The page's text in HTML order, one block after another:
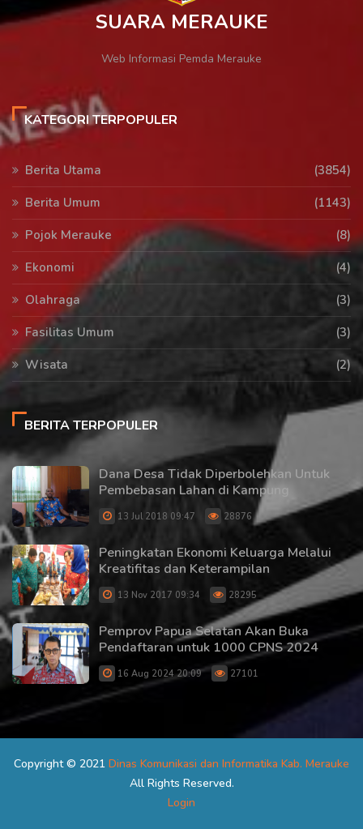
SUARA MERAUKE
Web Informasi Pemda Merauke
KATEGORI TERPOPULER
Berita Utama
(3854)
Berita Umum
(1143)
Pojok Merauke
(8)
Ekonomi
(4)
Olahraga
(3)
Fasilitas Umum
(3)
Wisata
(2)
BERITA TERPOPULER
Dana Desa Tidak Diperbolehkan Untuk
Pembebasan Lahan di Kampung
13 Jul 2018 09:47 28876
Peningkatan Ekonomi Keluarga Melalui
Kreatifitas dan Keterampilan
13 Nov 2017 09:34 28295
Pemprov Papua Selatan Akan Buka
Pendaftaran untuk 1000 CPNS 2024
16 Aug 2024 20:09 27101
Copyright © 2021 Dinas Komunikasi dan Informatika Kab. Merauke
All Rights Reserved.
Login